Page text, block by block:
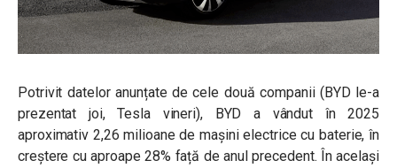
Potrivit datelor anunțate de cele două companii (BYD le-a
prezentat joi, Tesla vineri), BYD a vândut în 2025
aproximativ 2,26 milioane de mașini electrice cu baterie, în
creștere cu aproape 28% față de anul precedent. În același